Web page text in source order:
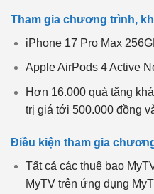
Tham gia chương trình,
iPhone 17 Pro Max
Apple AirPods 4 Active
Hơn 16.000 quà tặng
trị giá tới 500.000 đồng
Điều kiện tham gia
Tất cả các thuê bao
MyTV trên ứng dụng